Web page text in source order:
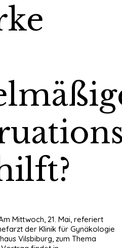
Mittwoch, 21. Mai, referiert
der Klinik für Gynäkologie
Vilsbiburg, zum Thema